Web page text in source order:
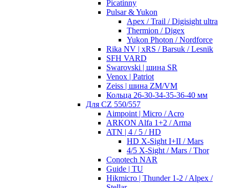
Picatinny
Pulsar & Yukon
Apex / Trail / Digisight ultra
Thermion / Digex
Yukon Photon / Nordforce
Rika NV | xRS / Barsuk / Lesnik
SFH VARD
Swarovski | шина SR
Venox | Patriot
Zeiss | шина ZM/VM
Кольца 26-30-34-35-36-40 мм
Для CZ 550/557
Aimpoint | Micro / Acro
ARKON Alfa 1+2 / Arma
ATN | 4 / 5 / HD
HD X-Sight I+II / Mars
4/5 X-Sight / Mars / Thor
Conotech NAR
Guide | TU
Hikmicro | Thunder 1-2 / Alpex /